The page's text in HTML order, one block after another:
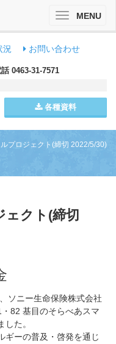
況 お問い合わせ
話 0463-31-7571
各種資料
ToggleMENU
プロジェクト(締切 2022/5/30)
クト(締切
ソニー生命保険株式会社
82 基目のそらべあスマ
た。
ギーの普及・啓発を通じ